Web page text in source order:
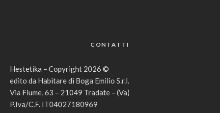
CONTATTI
Hestetika – Copyright 2026 ©
edito da Habitare di Boga Emilio S.r.l.
Via Fiume, 63 – 21049 Tradate – (Va)
P.Iva/C.F. IT04027180969